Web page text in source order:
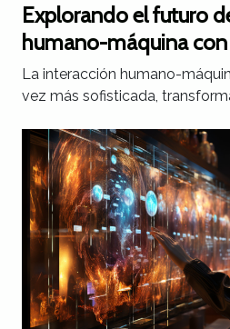
Explorando el futuro
humano-máquina
avanzados
La interacción humano-
vez más sofisticada,